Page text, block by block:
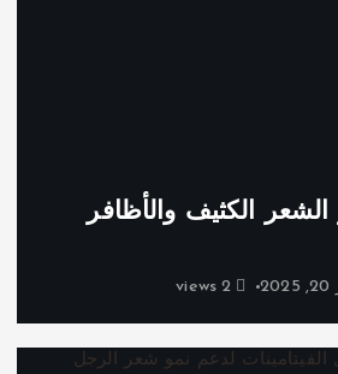
الشعر الكثيف والأظافر